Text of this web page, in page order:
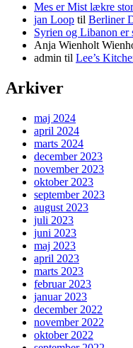
Mes er Mist lækre
jan Loop til Berliner
Syrien og Libanon er
Anja Wienholt
admin til Lee’s
Arkiver
maj 2024
april 2024
marts 2024
december 2023
november 2023
oktober 2023
september 2023
august 2023
juli 2023
juni 2023
maj 2023
april 2023
marts 2023
februar 2023
januar 2023
december 2022
november 2022
oktober 2022